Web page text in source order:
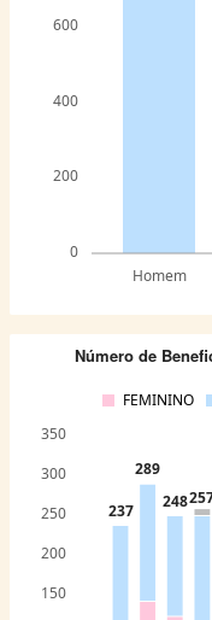
0
200
400
600
Homem
237
289
248
Número de
FEMININO
150
200
250
300
350